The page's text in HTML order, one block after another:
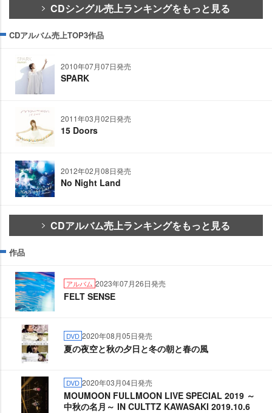
CDシングル売上ランキングをもっと見る
CDアルバム売上TOP3作品
2010年07月07日発売
SPARK
2011年03月02日発売
15 Doors
2012年02月08日発売
No Night Land
CDアルバム売上ランキングをもっと見る
作品
アルバム 2023年07月26日発売
FELT SENSE
DVD 2020年08月05日発売
夏の夜空と秋の夕日と冬の朝と春の風
DVD 2020年03月04日発売
MOUMOON FULLMOON LIVE SPECIAL 2019 ～
中秋の名月～ IN CULTTZ KAWASAKI 2019.10.6